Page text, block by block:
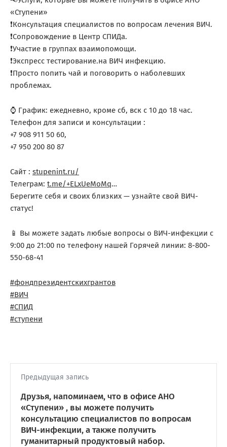
«Ступени»
❗Консультация специалистов по вопросам лечения ВИЧ.
❗Сопровождение в Центр СПИДа.
❗Участие в группах взаимопомощи.
❗Экспресс тестирование.на ВИЧ инфекцию.
❗Просто попить чай и поговорить о наболевших
проблемах.
⌚ График: ежедневно, кроме сб, вск с 10 до 18 час.
Телефон для записи и консультации :
+7 908 911 50 60,
+7 950 200 80 87
Сайт : stupenint.ru/
Телеграм: t.me/+ELxUeMoMq…
Берегите себя и своих близких — узнайте свой ВИЧ-
статус!
📱 Вы можете задать любые вопросы о ВИЧ-инфекции с
9:00 до 21:00 по телефону нашей Горячей линии: 8-800-
550-68-41
#фондпрезидентскихгрантов
#ВИЧ
#СПИД
#ступени
Предыдущая запись
Друзья, напоминаем, что в офисе АНО
«Ступени» , вы можете получить
консультацию специалистов по вопросам
ВИЧ-инфекции, а также получить
гуманитарный продуктовый набор.